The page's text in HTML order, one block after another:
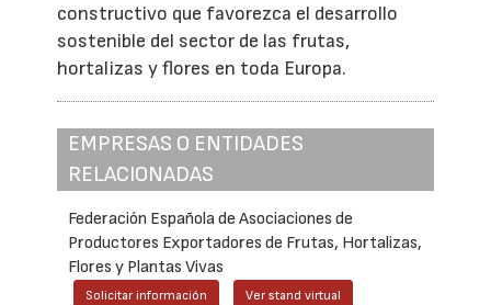
constructivo que favorezca el desarrollo
sostenible del sector de las frutas,
hortalizas y flores en toda Europa.
EMPRESAS O ENTIDADES
RELACIONADAS
Federación Española de Asociaciones de
Productores Exportadores de Frutas, Hortalizas,
Flores y Plantas Vivas
Solicitar información Ver stand virtual